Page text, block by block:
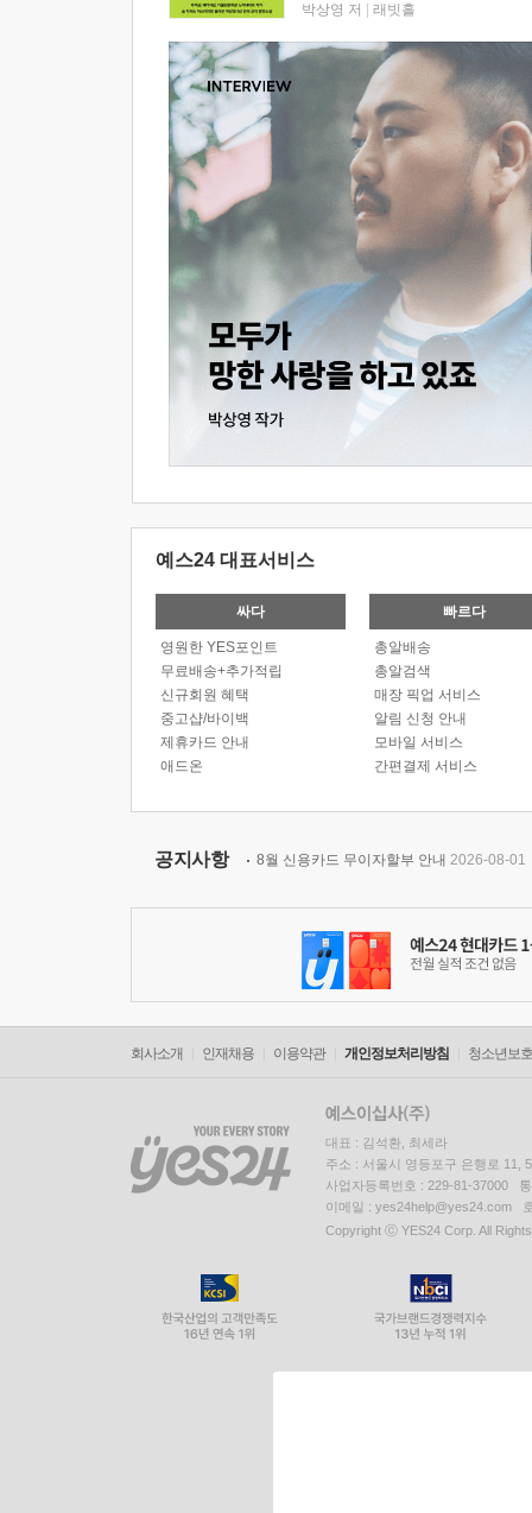
박상영 저 래빗홀
예스24 대표서비스
싸다
영원한 YES포인트
무료배송+추가적립
신규회원 혜택
중고샵/바이백
제휴카드 안내
애드온
빠르다
총알배송
총알검색
매장 픽업 서비스
알림 신청 안내
모바일 서비스
간편결제 서비스
공지사항 8월 신용카드 무이자할부 안내 2026-08-01
회사소개 인재채용 이용약관 개인정보처리방침 청소년보
대표 : 김석환, 최세라
주소 : 서울시 영등포구 은행로 11,
사업자등록번호 : 229-81-37000
이메일 : yes24help@yes24.com
Copyright ⓒ YES24 Corp. All